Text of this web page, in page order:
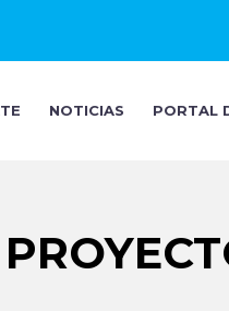
NOTICIAS PORTAL